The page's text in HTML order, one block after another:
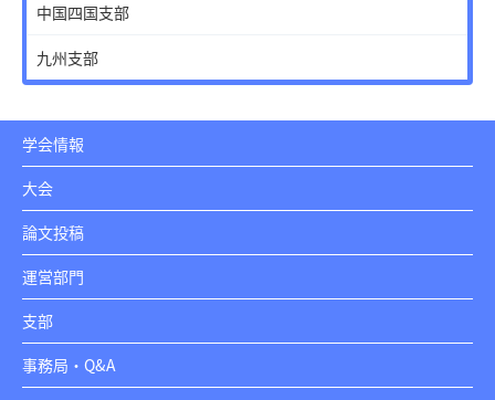
中国四国支部
九州支部
学会情報
大会
論文投稿
運営部門
支部
事務局・Q&A